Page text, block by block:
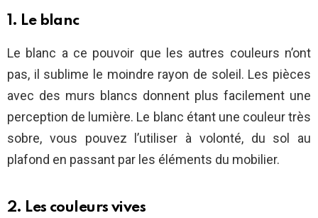
1. Le blanc
Le blanc a ce pouvoir que les autres couleurs n’ont
pas, il sublime le moindre rayon de soleil. Les pièces
avec des murs blancs donnent plus facilement une
perception de lumière. Le blanc étant une couleur très
sobre, vous pouvez l’utiliser à volonté, du sol au
plafond en passant par les éléments du mobilier.
2. Les couleurs vives